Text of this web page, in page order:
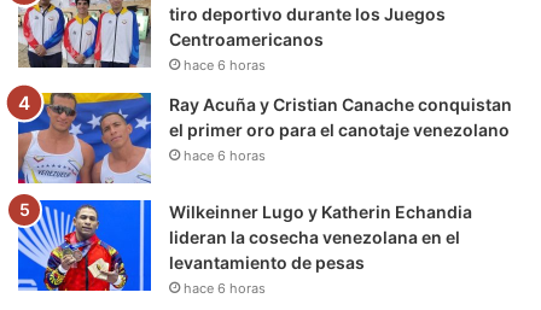
tiro deportivo durante los Juegos
Centroamericanos
hace 6 horas
Ray Acuña y Cristian Canache conquistan
el primer oro para el canotaje venezolano
hace 6 horas
Wilkeinner Lugo y Katherin Echandia
lideran la cosecha venezolana en el
levantamiento de pesas
hace 6 horas